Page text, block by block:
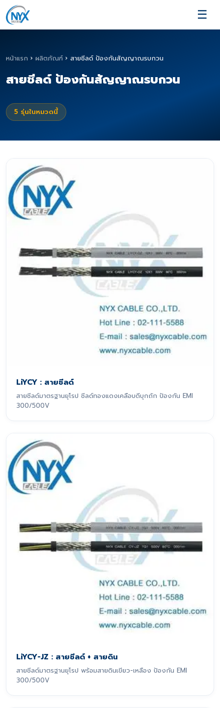
☰
หน้าแรก › ผลิตภัณฑ์ › สายชีลด์ ป้องกันสัญญาณรบกวน
สายชีลด์ ป้องกันสัญญาณรบกวน
5 รุ่นในหมวดนี้
LiYCY : สายชีลด์
สายชีลด์มาตรฐานยุโรป ชีลด์ทองแดงเคลือบดีบุกถัก ป้องกัน EMI
300/500V
LiYCY-JZ : สายชีลด์ + สายดิน
สายชีลด์มาตรฐานยุโรป พร้อมสายดินเขียว-เหลือง ป้องกัน EMI
300/500V